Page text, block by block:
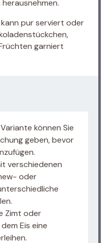
pur serviert oder
garniert
können Sie
geben, bevor
verschiedenen
oder
Zimt oder
Eis eine